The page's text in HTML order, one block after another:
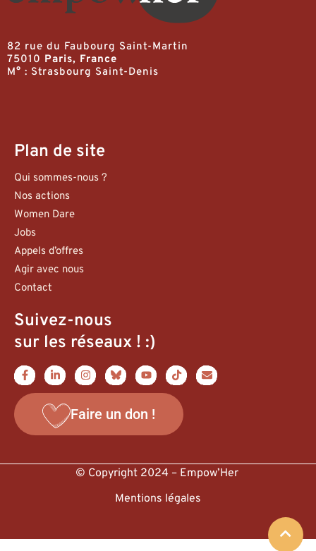
82 rue du Faubourg Saint-Martin
75010 Paris, France
M° : Strasbourg Saint-Denis
Plan de site
Qui sommes-nous ?
Nos actions
Women Dare
Jobs
Appels d’offres
Agir avec nous
Contact
Suivez-nous
sur les réseaux ! :)
Faire un don !
© Copyright 2024 – Empow’Her
Mentions légales